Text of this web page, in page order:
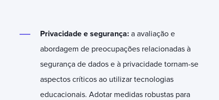
Privacidade e segurança: a avaliação e
abordagem de preocupações relacionadas à
segurança de dados e à privacidade tornam-se
aspectos críticos ao utilizar tecnologias
educacionais. Adotar medidas robustas para